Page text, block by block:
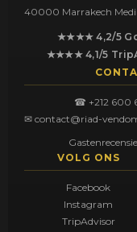
40000 Marrakech
★★★★ 4,2/5
★★★★ 4,1/5
☎ +212 600
✉ contact@riad-
VOLG ONS
Facebook
Instagram
TripAdvisor